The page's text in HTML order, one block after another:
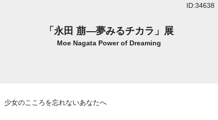
ID:34638
「永田 萠―夢みるチカラ」展
Moe Nagata Power of Dreaming
少女のこころを忘れないあなたへ